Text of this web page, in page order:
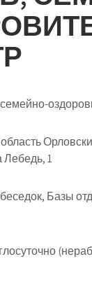
Лебедь, 1
Базы